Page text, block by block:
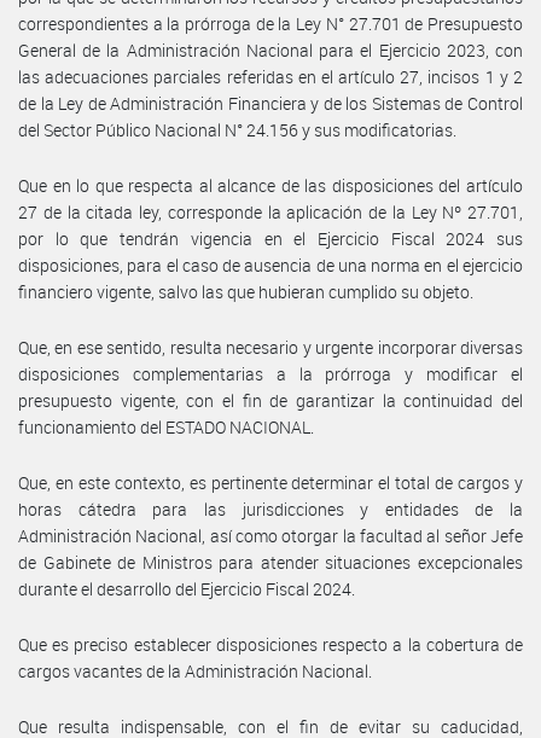
correspondientes a la prórroga de la Ley N° 27.701 de Presupuesto
General de la Administración Nacional para el Ejercicio 2023, con
las adecuaciones parciales referidas en el artículo 27, incisos 1 y 2
de la Ley de Administración Financiera y de los Sistemas de Control
del Sector Público Nacional N° 24.156 y sus modificatorias.
Que en lo que respecta al alcance de las disposiciones del artículo
27 de la citada ley, corresponde la aplicación de la Ley Nº 27.701,
por lo que tendrán vigencia en el Ejercicio Fiscal 2024 sus
disposiciones, para el caso de ausencia de una norma en el ejercicio
financiero vigente, salvo las que hubieran cumplido su objeto.
Que, en ese sentido, resulta necesario y urgente incorporar diversas
disposiciones complementarias a la prórroga y modificar el
presupuesto vigente, con el fin de garantizar la continuidad del
funcionamiento del ESTADO NACIONAL.
Que, en este contexto, es pertinente determinar el total de cargos y
horas cátedra para las jurisdicciones y entidades de la
Administración Nacional, así como otorgar la facultad al señor Jefe
de Gabinete de Ministros para atender situaciones excepcionales
durante el desarrollo del Ejercicio Fiscal 2024.
Que es preciso establecer disposiciones respecto a la cobertura de
cargos vacantes de la Administración Nacional.
Que resulta indispensable, con el fin de evitar su caducidad,